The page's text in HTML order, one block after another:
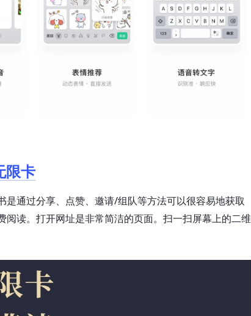
限卡
是通过分享、点赞、邀请/组队等方法可以很容易地获取
读。打开网址是非常简洁的页面。扫一扫屏幕上的二维